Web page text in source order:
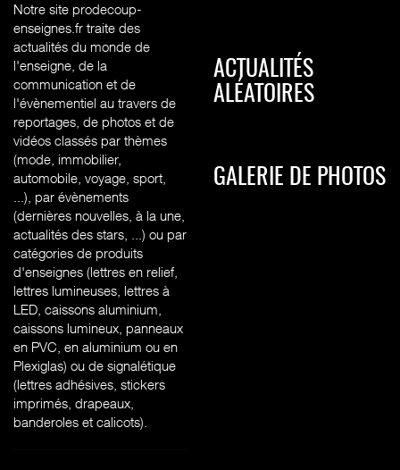
Notre site prodecoup-
enseignes.fr traite des
actualités du monde de
l'enseigne, de la
communication et de
l'évènementiel au travers de
reportages, de photos et de
vidéos classés par thèmes
(mode, immobilier,
automobile, voyage, sport,
...), par évènements
(dernières nouvelles, à la une,
actualités des stars, ...) ou par
catégories de produits
d'enseignes (lettres en relief,
lettres lumineuses, lettres à
LED, caissons aluminium,
caissons lumineux, panneaux
en PVC, en aluminium ou en
Plexiglas) ou de signalétique
(lettres adhésives, stickers
imprimés, drapeaux,
banderoles et calicots).
ACTUALITÉS
ALÉATOIRES
GALERIE DE PHOTOS